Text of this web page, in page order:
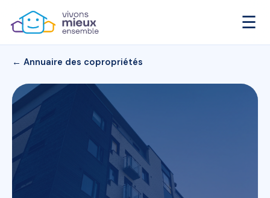
☰
← Annuaire des copropriétés